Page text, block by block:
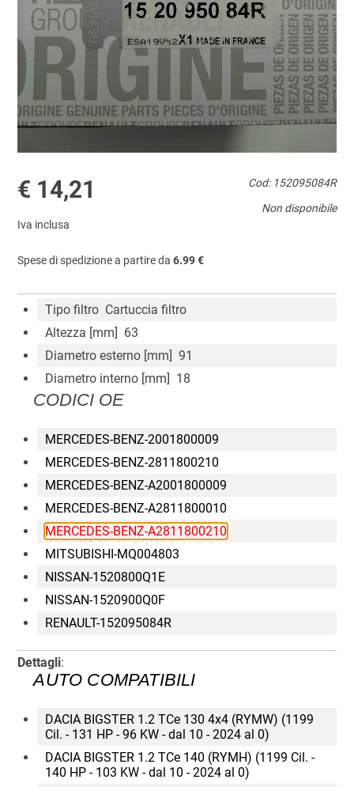
€ 14,21
Iva inclusa
Cod: 152095084R
Non disponibile
Spese di spedizione a partire da6.99 €
Tipo filtro Cartuccia filtro
Altezza [mm] 63
Diametro esterno [mm] 91
Diametro interno [mm] 18
CODICI OE
MERCEDES-BENZ-2001800009
MERCEDES-BENZ-2811800210
MERCEDES-BENZ-A2001800009
MERCEDES-BENZ-A2811800010
MERCEDES-BENZ-A2811800210
MITSUBISHI-MQ004803
NISSAN-1520800Q1E
NISSAN-1520900Q0F
RENAULT-152095084R
Dettagli:
AUTO COMPATIBILI
DACIA BIGSTER 1.2 TCe 130 4x4 (RYMW) (1199
Cil. - 131 HP - 96 KW - dal 10 - 2024 al 0)
DACIA BIGSTER 1.2 TCe 140 (RYMH) (1199 Cil. -
140 HP - 103 KW - dal 10 - 2024 al 0)